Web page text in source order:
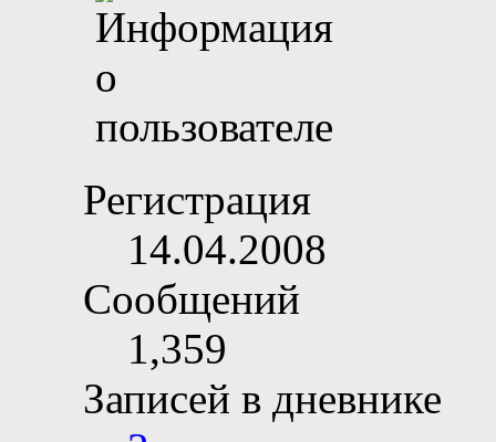
Регистрация
14.04.2008
Сообщений
1,359
Записей в дневнике